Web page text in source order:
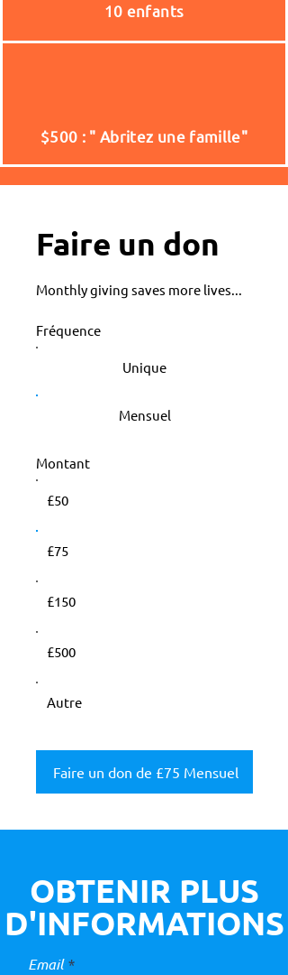
10 enfants
$500 : " Abritez une famille"
Faire un don
Monthly giving saves more lives...
Fréquence
Unique
Mensuel
Montant
£50
£75
£150
£500
Autre
Faire un don de £75 Mensuel
OBTENIR PLUS
D'INFORMATIONS
Email